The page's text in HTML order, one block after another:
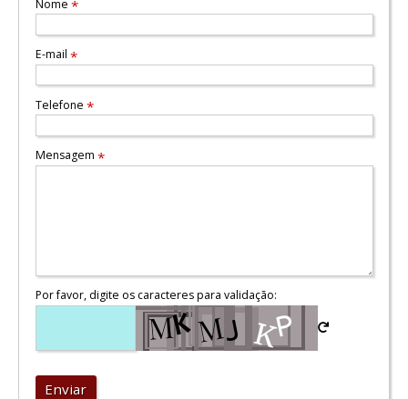
Nome *
E-mail *
Telefone *
Mensagem *
Por favor, digite os caracteres para validação:
Enviar